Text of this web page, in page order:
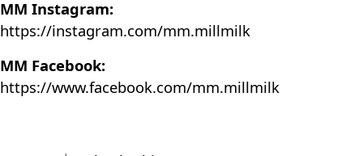
MM Instagram:
https://instagram.com/mm.millmilk
MM Facebook:
https://www.facebook.com/mm.millmilk